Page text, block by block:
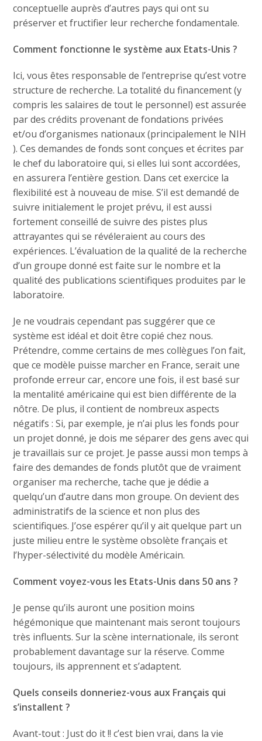
conceptuelle auprès d’autres pays qui ont su
préserver et fructifier leur recherche fondamentale.
Comment fonctionne le système aux Etats-Unis ?
Ici, vous êtes responsable de l’entreprise qu’est votre
structure de recherche. La totalité du financement (y
compris les salaires de tout le personnel) est assurée
par des crédits provenant de fondations privées
et/ou d’organismes nationaux (principalement le NIH
). Ces demandes de fonds sont conçues et écrites par
le chef du laboratoire qui, si elles lui sont accordées,
en assurera l’entière gestion. Dans cet exercice la
flexibilité est à nouveau de mise. S’il est demandé de
suivre initialement le projet prévu, il est aussi
fortement conseillé de suivre des pistes plus
attrayantes qui se révéleraient au cours des
expériences. L’évaluation de la qualité de la recherche
d’un groupe donné est faite sur le nombre et la
qualité des publications scientifiques produites par le
laboratoire.
Je ne voudrais cependant pas suggérer que ce
système est idéal et doit être copié chez nous.
Prétendre, comme certains de mes collègues l’on fait,
que ce modèle puisse marcher en France, serait une
profonde erreur car, encore une fois, il est basé sur
la mentalité américaine qui est bien différente de la
nôtre. De plus, il contient de nombreux aspects
négatifs : Si, par exemple, je n’ai plus les fonds pour
un projet donné, je dois me séparer des gens avec qui
je travaillais sur ce projet. Je passe aussi mon temps à
faire des demandes de fonds plutôt que de vraiment
organiser ma recherche, tache que je dédie a
quelqu’un d’autre dans mon groupe. On devient des
administratifs de la science et non plus des
scientifiques. J’ose espérer qu’il y ait quelque part un
juste milieu entre le système obsolète français et
l’hyper-sélectivité du modèle Américain.
Comment voyez-vous les Etats-Unis dans 50 ans ?
Je pense qu’ils auront une position moins
hégémonique que maintenant mais seront toujours
très influents. Sur la scène internationale, ils seront
probablement davantage sur la réserve. Comme
toujours, ils apprennent et s’adaptent.
Quels conseils donneriez-vous aux Français qui
s’installent ?
Avant-tout : Just do it !! c’est bien vrai, dans la vie